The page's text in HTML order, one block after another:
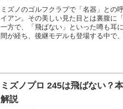
ミズノのゴルフクラブで「名器」との
イアン。その美しい見た目とは裏腹に
一方で、「飛ばない」といった噂も耳
間が経ち、後継モデルも登場する中で
ミズノプロ 245は飛ばない？
解説